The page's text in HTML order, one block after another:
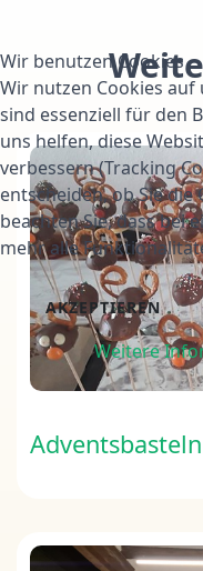
Wir benutzen Cookies
Wir nutzen Cookies auf
sind essenziell für den
uns helfen, diese
verbessern (Tracking
entscheiden, ob Sie die
beachten Sie, dass bei
mehr alle
AKZEPTIEREN
Weitere